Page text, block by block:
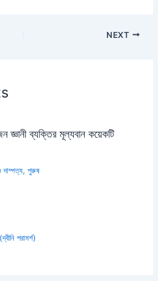
NEXT
জ্ঞানী ব্যক্তির মূল্যবান কয়েকটি
দাম্পত্য,পুরুষ
পরামর্শ)